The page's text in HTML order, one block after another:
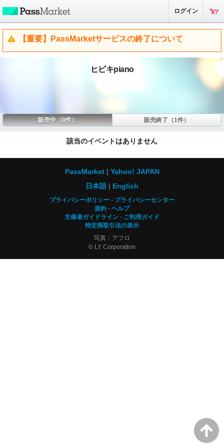
ログイン
【重要】PassMarketサービスの終了について
ヒビキpiano
販売中（0件） 販売終了（1件）
該当のイベントはありません
PassMarket
Yahoo! JAPAN
日本語
English
プライバシーポリシー
プライバシーセンター
規約
ヘルプ
主催者ガイドライン
ご利用ガイド
特定商取引法の表示
写真：アフロ
© LY Corporation